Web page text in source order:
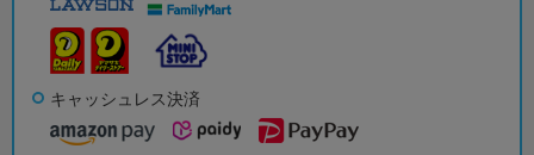
キャッシュレス決済